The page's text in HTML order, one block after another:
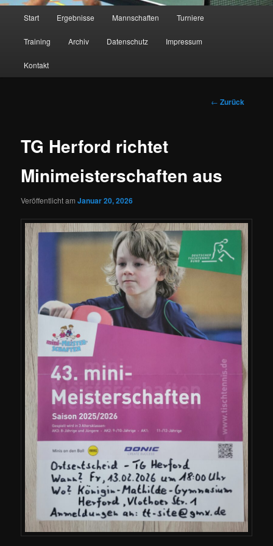
Start Ergebnisse Mannschaften Turniere
Training Archiv Datenschutz Impressum
Kontakt
← Zurück
TG Herford richtet
Minimeisterschaften aus
Veröffentlicht amJanuar 20, 2026